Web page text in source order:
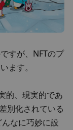
すが、NFTのプ
ます。
的、現実的であ
別化されている
なに巧妙に設